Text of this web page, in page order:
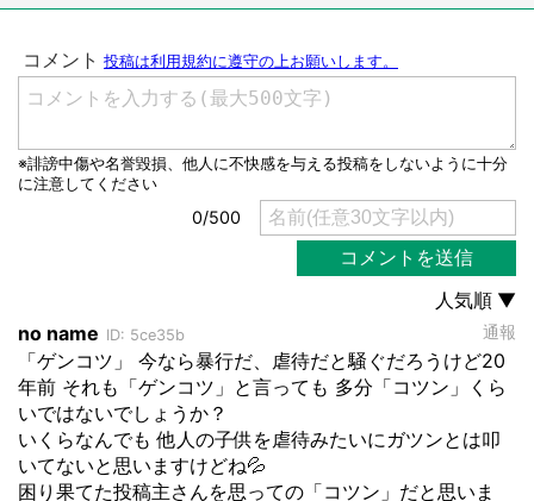
都道府選択